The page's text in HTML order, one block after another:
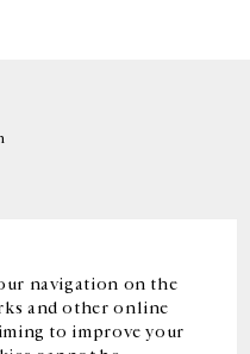
navigation on the
and other online
to improve your